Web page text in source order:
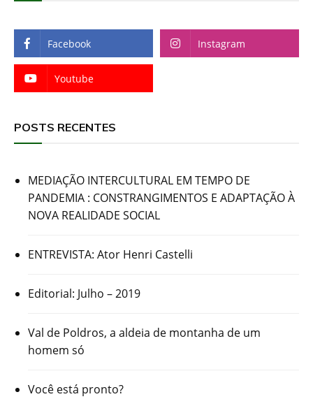
Facebook Instagram
Youtube
POSTS RECENTES
MEDIAÇÃO INTERCULTURAL EM TEMPO DE
PANDEMIA : CONSTRANGIMENTOS E ADAPTAÇÃO À
NOVA REALIDADE SOCIAL
ENTREVISTA: Ator Henri Castelli
Editorial: Julho – 2019
Val de Poldros, a aldeia de montanha de um
homem só
Você está pronto?